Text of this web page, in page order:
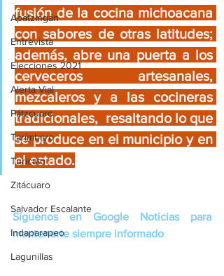
Apatzingán
Entrevista
Elecciones 2021
Alerta Vial
Pátzcuaro
Tarímbaro
Turicato
Zitácuaro
Salvador Escalante
Indaparapeo
Lagunillas
fusión de la cocina michoacana
con sabores de otras latitudes;
además, abre una puerta a los
cerveceros artesanales,
mezcaleros y a las cocineras
tradicionales,  resaltando lo que
se produce en el municipio y en
el estado.
Síguenos en Google Noticias para
mantenerte siempre informado